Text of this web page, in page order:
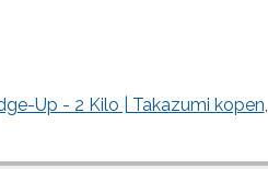
Up - 2 Kilo | Takazumi kopen,